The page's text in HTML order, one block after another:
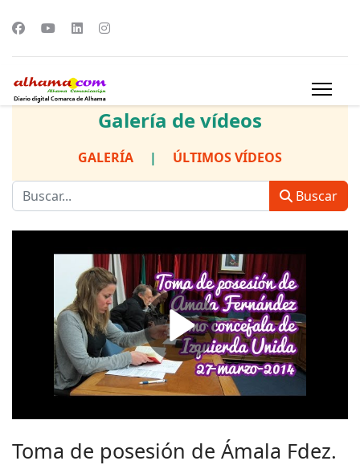
Galería de vídeos
GALERÍA | ÚLTIMOS VÍDEOS
Buscar
Toma de posesión de Ámala Fdez.